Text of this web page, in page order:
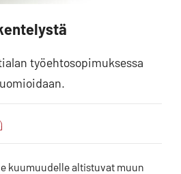
työehtosopimuksessa
Jako:
Jaa
artikkeli
kuumuudelle altistuvat muun